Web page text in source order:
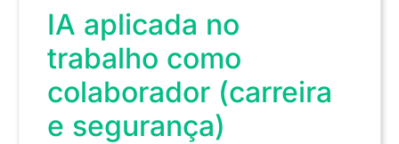
IA aplicada no
trabalho como
colaborador (carreira
e segurança)